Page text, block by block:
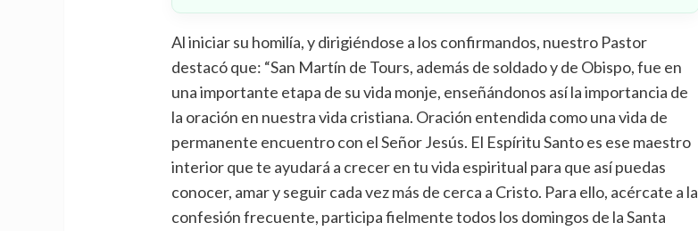
Al iniciar su homilía, y dirigiéndose a los confirmandos, nuestro Pastor
destacó que: “San Martín de Tours, además de soldado y de Obispo, fue en
una importante etapa de su vida monje, enseñándonos así la importancia de
la oración en nuestra vida cristiana. Oración entendida como una vida de
permanente encuentro con el Señor Jesús. El Espíritu Santo es ese maestro
interior que te ayudará a crecer en tu vida espiritual para que así puedas
conocer, amar y seguir cada vez más de cerca a Cristo. Para ello, acércate a la
confesión frecuente, participa fielmente todos los domingos de la Santa